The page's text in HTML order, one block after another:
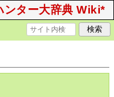
ンター大辞典 Wiki*